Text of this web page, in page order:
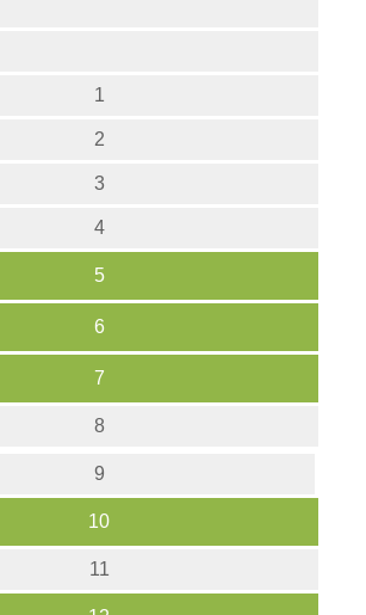
1
2
3
4
5
6
7
8
9
10
11